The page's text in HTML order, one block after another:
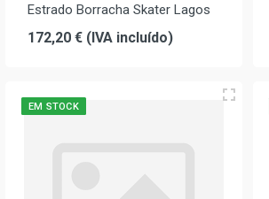
Estrado Borracha Skater Lagos
172,20 € (IVA incluído)
EM STOCK